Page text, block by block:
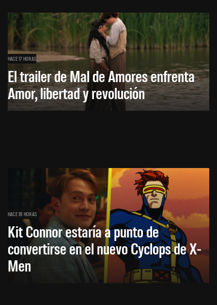
HACE 17 HORAS
El trailer de Mal de Amores enfrenta
Amor, libertad y revolución
HACE 18 HORAS
Kit Connor estaría a punto de
convertirse en el nuevo Cyclops de X-
Men